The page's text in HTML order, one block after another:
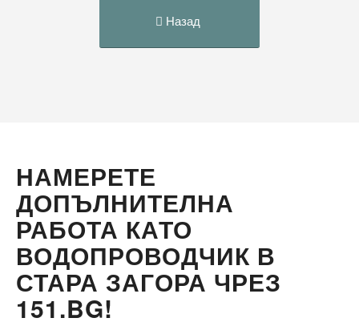
Назад
НАМЕРЕТЕ
ДОПЪЛНИТЕЛНА
РАБОТА КАТО
ВОДОПРОВОДЧИК В
СТАРА ЗАГОРА ЧРЕЗ
151.BG!